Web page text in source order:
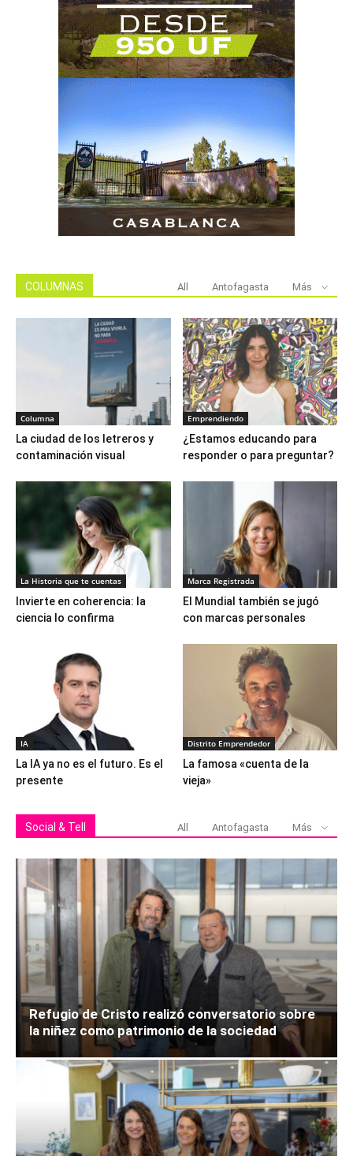
COLUMNAS All Antofagasta Más
Columna
La ciudad de los letreros y
contaminación visual
Emprendiendo
¿Estamos educando para
responder o para preguntar?
La Historia que te cuentas
Invierte en coherencia: la
ciencia lo confirma
Marca Registrada
El Mundial también se jugó
con marcas personales
IA
La IA ya no es el futuro. Es el
presente
Distrito Emprendedor
La famosa «cuenta de la
vieja»
Social & Tell All Antofagasta Más
Refugio de Cristo realizó conversatorio sobre
la niñez como patrimonio de la sociedad